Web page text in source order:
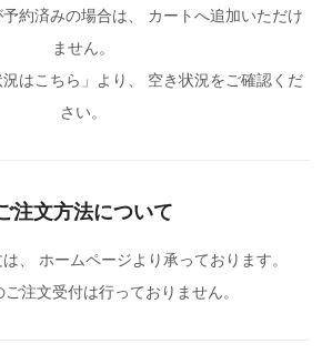
約済みの場合は、 カートへ追加いただけ
ません。
況はこちら」より、 空き状況をご確認くだ
さい。
注文方法について
、 ホームページより承っております。
注文受付は行っておりません。